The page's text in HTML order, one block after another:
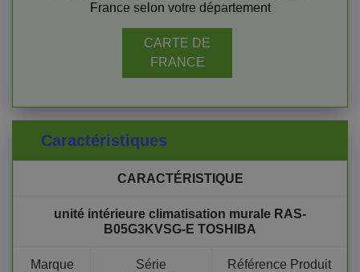
France selon votre département
CARTE DE
FRANCE
Caractéristiques
CARACTÉRISTIQUE
unité intérieure climatisation murale RAS-
B05G3KVSG-E TOSHIBA
Marque
Série
Référence Produit